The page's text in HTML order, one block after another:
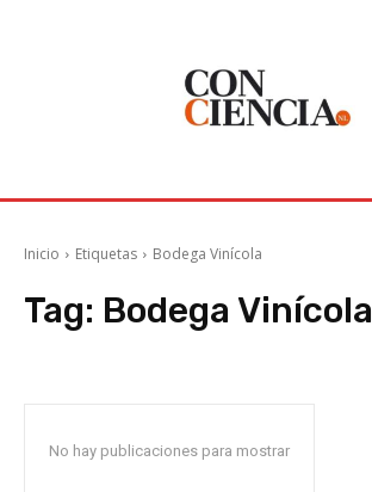
Inicio Etiquetas Bodega Vinícola
Tag: Bodega Vinícola
No hay publicaciones para mostrar